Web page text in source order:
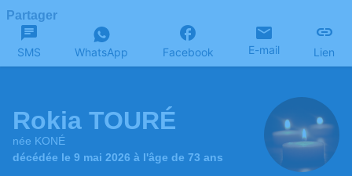
Partager
SMS WhatsApp Facebook E-mail Lien
Rokia TOURÉ
née KONÉ
décédée le 9 mai 2026 à l'âge de 73 ans